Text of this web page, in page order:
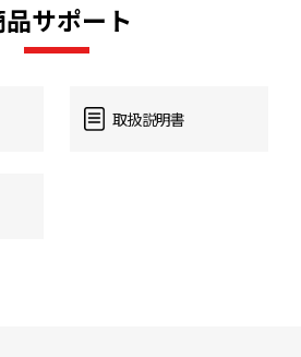
品サポート
取扱説明書